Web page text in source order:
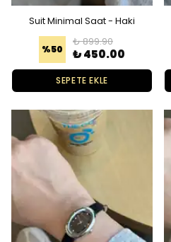
Suit Minimal Saat - Haki
%50
₺ 899.90
₺ 450.00
SEPETE EKLE